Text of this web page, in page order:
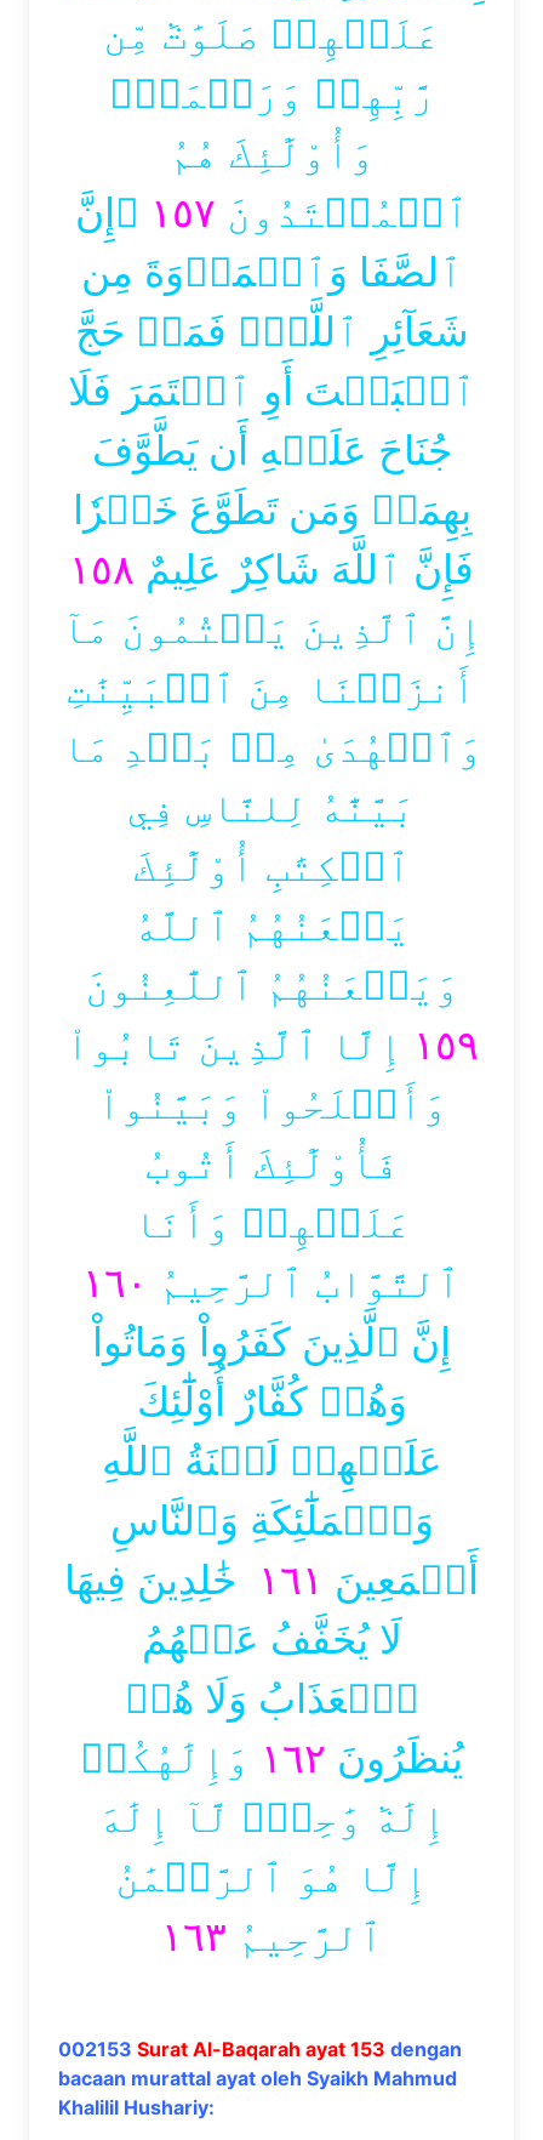
عَلَيۡهِمۡ صَلَوَٰتٞ مِّن
رَّبِّهِمۡ وَرَحۡمَةٞۖ
وَأُوْلَٰٓئِكَ هُمُ
ٱلۡمُهۡتَدُونَ ١٥٧ ۞إِنَّ
ٱلصَّفَا وَٱلۡمَرۡوَةَ مِن
شَعَآئِرِ ٱللَّهِۖ فَمَنۡ حَجَّ
ٱلۡبَيۡتَ أَوِ ٱعۡتَمَرَ فَلَا
جُنَاحَ عَلَيۡهِ أَن يَطَّوَّفَ
بِهِمَاۚ وَمَن تَطَوَّعَ خَيۡرٗا
فَإِنَّ ٱللَّهَ شَاكِرٌ عَلِيمٌ ١٥٨
إِنَّ ٱلَّذِينَ يَكۡتُمُونَ مَآ
أَنزَلۡنَا مِنَ ٱلۡبَيِّنَٰتِ
وَٱلۡهُدَىٰ مِنۢ بَعۡدِ مَا
بَيَّنَّٰهُ لِلنَّاسِ فِي
ٱلۡكِتَٰبِ أُوْلَٰٓئِكَ
يَلۡعَنُهُمُ ٱللَّهُ
وَيَلۡعَنُهُمُ ٱللَّٰعِنُونَ
١٥٩ إِلَّا ٱلَّذِينَ تَابُواْ
وَأَصۡلَحُواْ وَبَيَّنُواْ
فَأُوْلَٰٓئِكَ أَتُوبُ
عَلَيۡهِمۡ وَأَنَا
ٱلتَّوَّابُ ٱلرَّحِيمُ ١٦٠
إِنَّ ٱلَّذِينَ كَفَرُواْ وَمَاتُواْ
وَهُمۡ كُفَّارٌ أُوْلَٰٓئِكَ
عَلَيۡهِمۡ لَعۡنَةُ ٱللَّهِ
وَٱلۡمَلَٰٓئِكَةِ وَٱلنَّاسِ
أَجۡمَعِينَ ١٦١ خَٰلِدِينَ فِيهَا
لَا يُخَفَّفُ عَنۡهُمُ
ٱلۡعَذَابُ وَلَا هُمۡ
يُنظَرُونَ ١٦٢ وَإِلَٰهُكُمۡ
إِلَٰهٞ وَٰحِدٞۖ لَّآ إِلَٰهَ
إِلَّا هُوَ ٱلرَّحۡمَٰنُ
ٱلرَّحِيمُ ١٦٣
002153 Surat Al-Baqarah ayat 153 dengan
bacaan murattal ayat oleh Syaikh Mahmud
Khalilil Hushariy: